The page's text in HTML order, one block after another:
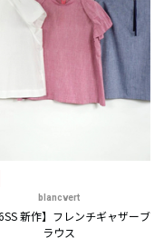
blancvert
新作】フレンチギャザーブ
ラウス